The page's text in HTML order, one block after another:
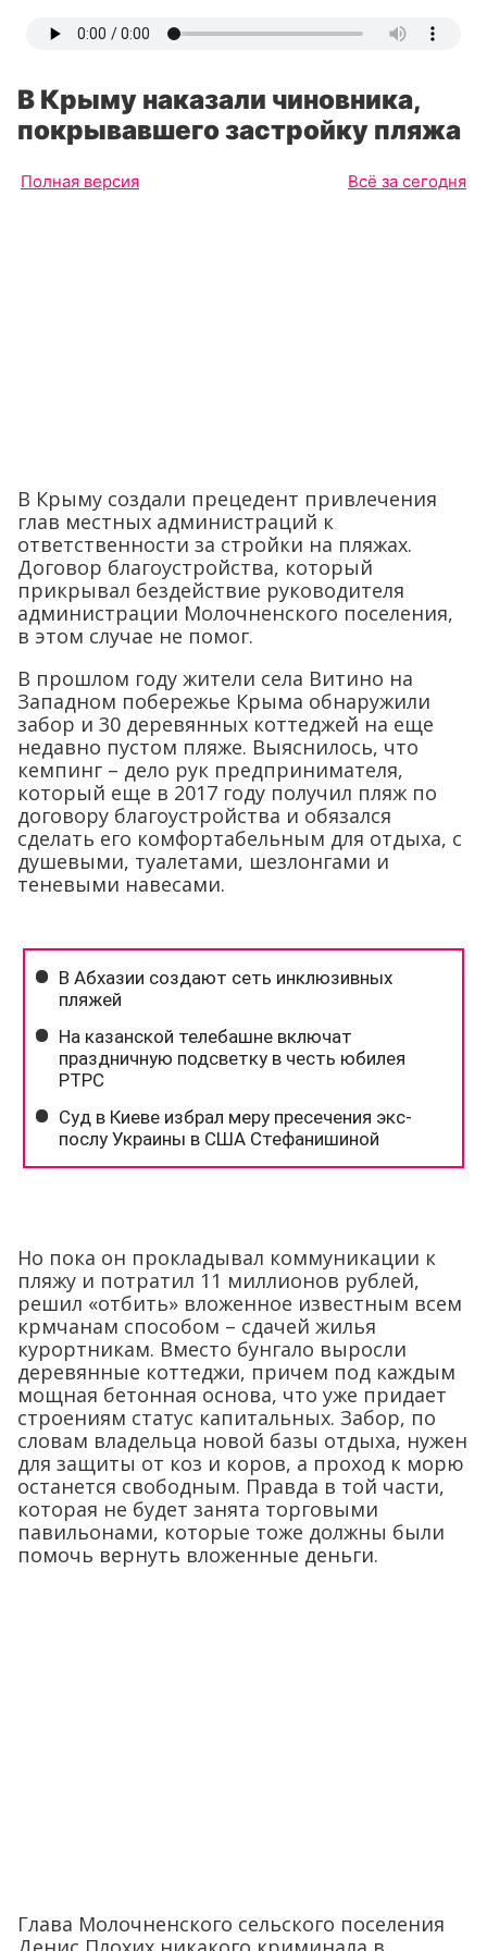
В Крыму наказали чиновника,
покрывавшего застройку пляжа
Полная версия Всё за сегодня
В Крыму создали прецедент привлечения
глав местных администраций к
ответственности за стройки на пляжах.
Договор благоустройства, который
прикрывал бездействие руководителя
администрации Молочненского поселения,
в этом случае не помог.
В прошлом году жители села Витино на
Западном побережье Крыма обнаружили
забор и 30 деревянных коттеджей на еще
недавно пустом пляже. Выяснилось, что
кемпинг – дело рук предпринимателя,
который еще в 2017 году получил пляж по
договору благоустройства и обязался
сделать его комфортабельным для отдыха, с
душевыми, туалетами, шезлонгами и
теневыми навесами.
Но пока он прокладывал коммуникации к
пляжу и потратил 11 миллионов рублей,
решил «отбить» вложенное известным всем
крмчанам способом – сдачей жилья
курортникам. Вместо бунгало выросли
деревянные коттеджи, причем под каждым
мощная бетонная основа, что уже придает
строениям статус капитальных. Забор, по
словам владельца новой базы отдыха, нужен
для защиты от коз и коров, а проход к морю
останется свободным. Правда в той части,
которая не будет занята торговыми
павильонами, которые тоже должны были
помочь вернуть вложенные деньги.
Глава Молочненского сельского поселения